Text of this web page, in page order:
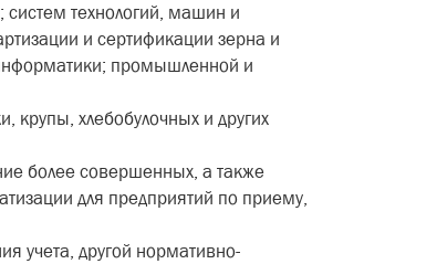
систем технологий, машин и
и сертификации зерна и
промышленной и
крупы, хлебобулочных и других
более совершенных, а также
для предприятий по приему,
учета, другой нормативно-